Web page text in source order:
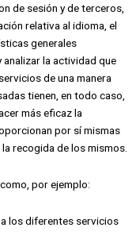
de sesión y de terceros,
relativa al idioma, el
generales
la actividad que
de una manera
tienen, en todo caso,
más eficaz la
por sí mismas
recogida de los mismos.
por ejemplo:
los diferentes servicios